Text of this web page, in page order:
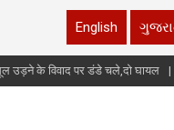
English
उड़ने के विवाद पर डंडे चले,दो घायल